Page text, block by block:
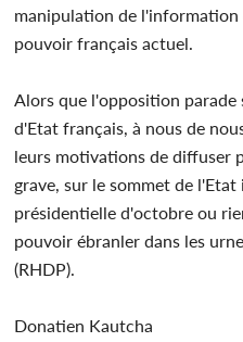
manipulation de
pouvoir français actuel.
Alors que l'opposition parade
d'Etat français, à nous de
leurs motivations de diffuser
grave, sur le sommet de
présidentielle d'octobre ou
pouvoir ébranler dans les
(RHDP).
Donatien Kautcha